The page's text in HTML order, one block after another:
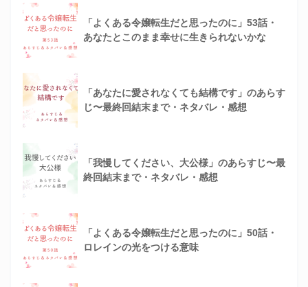
「よくある令嬢転生だと思ったのに」53話・
あなたとこのまま幸せに生きられないかな
「あなたに愛されなくても結構です」のあらす
じ〜最終回結末まで・ネタバレ・感想
「我慢してください、大公様」のあらすじ〜最
終回結末まで・ネタバレ・感想
「よくある令嬢転生だと思ったのに」50話・
ロレインの光をつける意味